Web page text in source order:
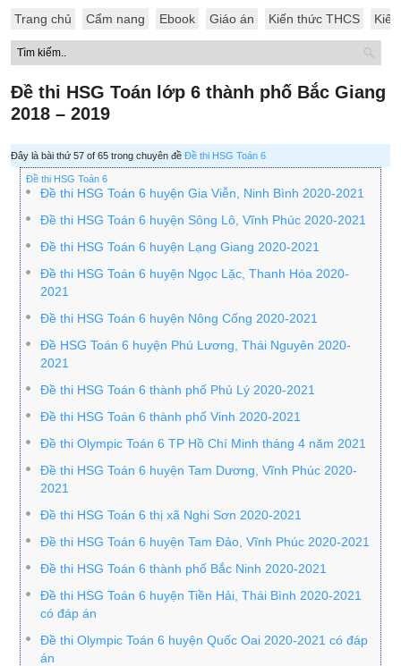
Trang chủ Cẩm nang Ebook Giáo án Kiến thức THCS
Đề thi HSG Toán lớp 6 thành phố Bắc Giang
2018 – 2019
Đây là bài thứ 57 of 65 trong chuyên đề Đề thi HSG Toán 6
Đề thi HSG Toán 6
Đề thi HSG Toán 6 huyện Gia Viễn, Ninh Bình 2020-2021
Đề thi HSG Toán 6 huyện Sông Lô, Vĩnh Phúc 2020-2021
Đề thi HSG Toán 6 huyện Lạng Giang 2020-2021
Đề thi HSG Toán 6 huyện Ngọc Lặc, Thanh Hóa 2020-
2021
Đề thi HSG Toán 6 huyện Nông Cống 2020-2021
Đề HSG Toán 6 huyện Phú Lương, Thái Nguyên 2020-
2021
Đề thi HSG Toán 6 thành phố Phủ Lý 2020-2021
Đề thi HSG Toán 6 thành phố Vinh 2020-2021
Đề thi Olympic Toán 6 TP Hồ Chí Minh tháng 4 năm 2021
Đề thi HSG Toán 6 huyện Tam Dương, Vĩnh Phúc 2020-
2021
Đề thi HSG Toán 6 thị xã Nghi Sơn 2020-2021
Đề thi HSG Toán 6 huyện Tam Đảo, Vĩnh Phúc 2020-2021
Đề thi HSG Toán 6 thành phố Bắc Ninh 2020-2021
Đề thi HSG Toán 6 huyện Tiền Hải, Thái Bình 2020-2021
có đáp án
Đề thi Olympic Toán 6 huyện Quốc Oai 2020-2021 có đáp
án